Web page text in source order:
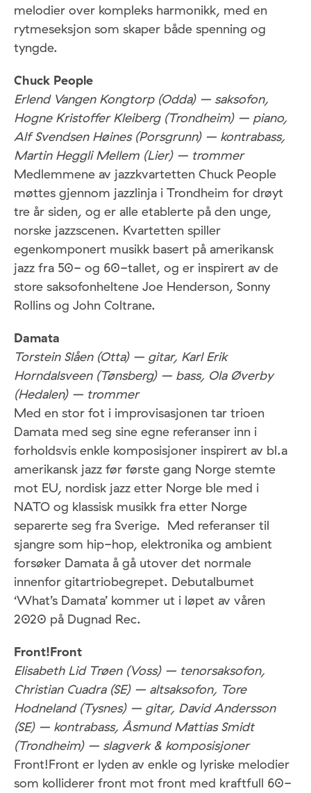
melodier over kompleks harmonikk, med en
rytmeseksjon som skaper både spenning og
tyngde.
Chuck People
Erlend Vangen Kongtorp (Odda) – saksofon,
Hogne Kristoffer Kleiberg (Trondheim) – piano,
Alf Svendsen Høines (Porsgrunn) – kontrabass,
Martin Heggli Mellem (Lier) – trommer
Medlemmene av jazzkvartetten Chuck People
møttes gjennom jazzlinja i Trondheim for drøyt
tre år siden, og er alle etablerte på den unge,
norske jazzscenen. Kvartetten spiller
egenkomponert musikk basert på amerikansk
jazz fra 50- og 60-tallet, og er inspirert av de
store saksofonheltene Joe Henderson, Sonny
Rollins og John Coltrane.
Damata
Torstein Slåen (Otta) – gitar, Karl Erik
Horndalsveen (Tønsberg) – bass, Ola Øverby
(Hedalen) – trommer
Med en stor fot i improvisasjonen tar trioen
Damata med seg sine egne referanser inn i
forholdsvis enkle komposisjoner inspirert av bl.a
amerikansk jazz før første gang Norge stemte
mot EU, nordisk jazz etter Norge ble med i
NATO og klassisk musikk fra etter Norge
separerte seg fra Sverige. Med referanser til
sjangre som hip-hop, elektronika og ambient
forsøker Damata å gå utover det normale
innenfor gitartriobegrepet. Debutalbumet
‘What’s Damata’ kommer ut i løpet av våren
2020 på Dugnad Rec.
Front!Front
Elisabeth Lid Trøen (Voss) – tenorsaksofon,
Christian Cuadra (SE) – altsaksofon, Tore
Hodneland (Tysnes) – gitar, David Andersson
(SE) – kontrabass, Åsmund Mattias Smidt
(Trondheim) – slagverk & komposisjoner
Front!Front er lyden av enkle og lyriske melodier
som kolliderer front mot front med kraftfull 60-